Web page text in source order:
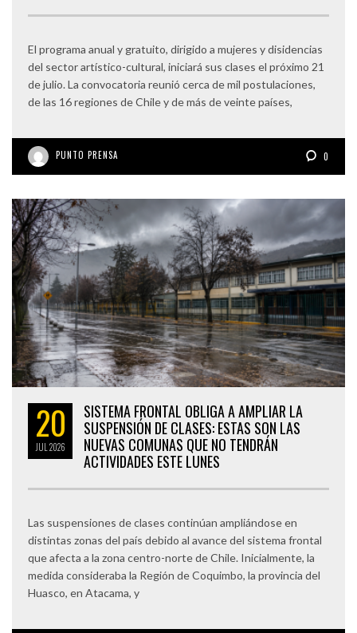
El programa anual y gratuito, dirigido a mujeres y disidencias
del sector artístico-cultural, iniciará sus clases el próximo 21
de julio. La convocatoria reunió cerca de mil postulaciones,
de las 16 regiones de Chile y de más de veinte países,
PUNTO PRENSA 0
20
JUL 2026
SISTEMA FRONTAL OBLIGA A AMPLIAR LA
SUSPENSIÓN DE CLASES: ESTAS SON LAS
NUEVAS COMUNAS QUE NO TENDRÁN
ACTIVIDADES ESTE LUNES
Las suspensiones de clases continúan ampliándose en
distintas zonas del país debido al avance del sistema frontal
que afecta a la zona centro-norte de Chile. Inicialmente, la
medida consideraba la Región de Coquimbo, la provincia del
Huasco, en Atacama, y